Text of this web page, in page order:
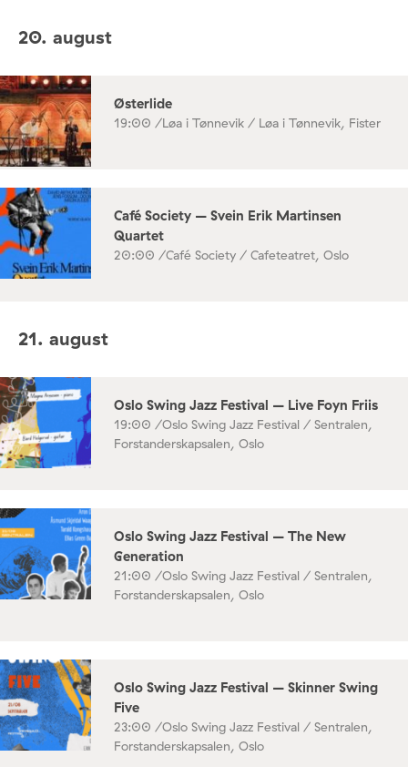
20. august
Østerlide
19:00 /Løa i Tønnevik / Løa i Tønnevik, Fister
Café Society – Svein Erik Martinsen
Quartet
20:00 /Café Society / Cafeteatret, Oslo
21. august
Oslo Swing Jazz Festival – Live Foyn Friis
19:00 /Oslo Swing Jazz Festival / Sentralen,
Forstanderskapsalen, Oslo
Oslo Swing Jazz Festival – The New
Generation
21:00 /Oslo Swing Jazz Festival / Sentralen,
Forstanderskapsalen, Oslo
Oslo Swing Jazz Festival – Skinner Swing
Five
23:00 /Oslo Swing Jazz Festival / Sentralen,
Forstanderskapsalen, Oslo